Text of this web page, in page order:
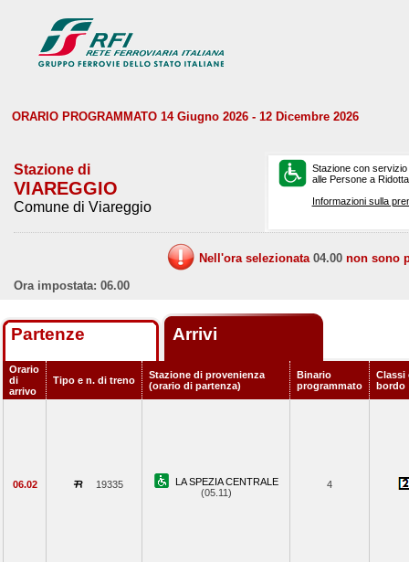
ORARIO PROGRAMMATO 14 Giugno 2026 - 12 Dicembre 2026
Stazione di
VIAREGGIO
Comune di Viareggio
Stazione con
alle Persone a
Informazioni sulla
Nell'ora selezionata 04.00 non sono
Ora impostata: 06.00
Partenze Arrivi
Orario
di
arrivo
Tipo e n. di treno
Stazione di provenienza
(orario di partenza)
Binario
programmato
Classi
bordo
06.02 19335
LA SPEZIA CENTRALE
(05.11)
4